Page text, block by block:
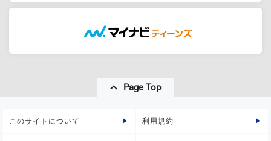
Page Top
このサイトについて 利用規約